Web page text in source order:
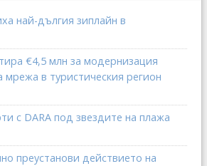
най-дългия зиплайн в
€4,5 млн за модернизация
мрежа в туристическия регион
с DARA под звездите на плажа
преустанови действието на